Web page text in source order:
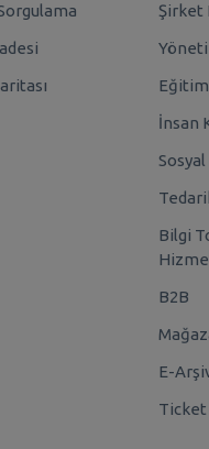
Şirket
Eğitim
İnsan
Bilgi
B2B
E-
Ticket